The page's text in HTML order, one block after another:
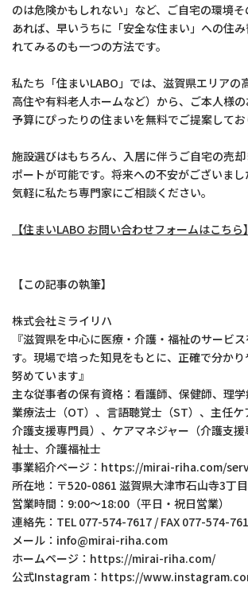
のは危険かもしれない」など、ご自宅の環境
あれば、早いうちに「安全な住まい」への住
れてみるのも一つの方法です。
私たち「住まいLABO」では、滋賀県エリアの
高住や有料老人ホームなど）から、ご本人様
予算にぴったりの住まいを無料でご提案してお
施設選びはもちろん、入居に伴うご自宅の売
ポートが可能です。将来への不安がございま
気軽に私たち専門家にご相談ください。
【住まいLABO お問い合わせフォームはこちら】
【この記事の執筆】
株式会社ミライリハ
『滋賀県を中心に医療・介護・福祉のサービ
す。現場で培った知見をもとに、正確で分か
努めています』
主な従事者の保有資格：看護師、保健師、理
業療法士（OT）、言語聴覚士（ST）、主任ケ
介護支援専門員）、ケアマネジャー（介護支
祉士、介護福祉士
事業紹介ページ：https://mirai-riha.com/
所在地：〒520-0861 滋賀県大津市石山寺3丁
営業時間：9:00～18:00（平日・祝日営業）
連絡先：TEL 077-574-7617 / FAX 077-574-
メール：info@mirai-riha.com
ホームページ：https://mirai-riha.com/
公式Instagram：https://